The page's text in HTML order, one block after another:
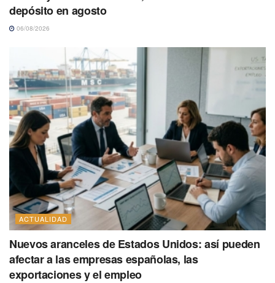
depósito en agosto
06/08/2026
ACTUALIDAD
Nuevos aranceles de Estados Unidos: así pueden
afectar a las empresas españolas, las
exportaciones y el empleo